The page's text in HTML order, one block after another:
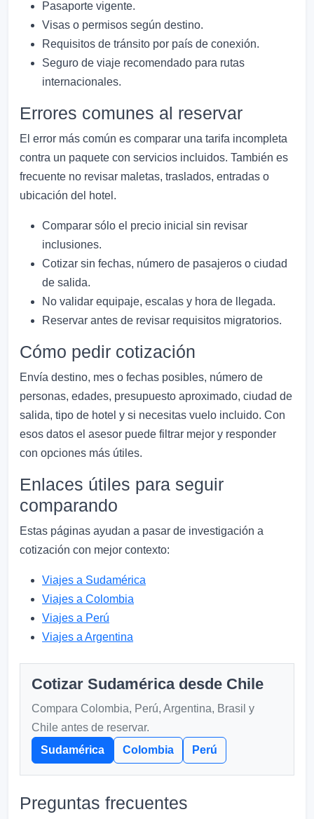
Pasaporte vigente.
Visas o permisos según destino.
Requisitos de tránsito por país de conexión.
Seguro de viaje recomendado para rutas
internacionales.
Errores comunes al reservar
El error más común es comparar una tarifa incompleta
contra un paquete con servicios incluidos. También es
frecuente no revisar maletas, traslados, entradas o
ubicación del hotel.
Comparar sólo el precio inicial sin revisar
inclusiones.
Cotizar sin fechas, número de pasajeros o ciudad
de salida.
No validar equipaje, escalas y hora de llegada.
Reservar antes de revisar requisitos migratorios.
Cómo pedir cotización
Envía destino, mes o fechas posibles, número de
personas, edades, presupuesto aproximado, ciudad de
salida, tipo de hotel y si necesitas vuelo incluido. Con
esos datos el asesor puede filtrar mejor y responder
con opciones más útiles.
Enlaces útiles para seguir
comparando
Estas páginas ayudan a pasar de investigación a
cotización con mejor contexto:
Viajes a Sudamérica
Viajes a Colombia
Viajes a Perú
Viajes a Argentina
Cotizar Sudamérica desde Chile
Compara Colombia, Perú, Argentina, Brasil y
Chile antes de reservar.
Sudamérica
Colombia Perú
Preguntas frecuentes